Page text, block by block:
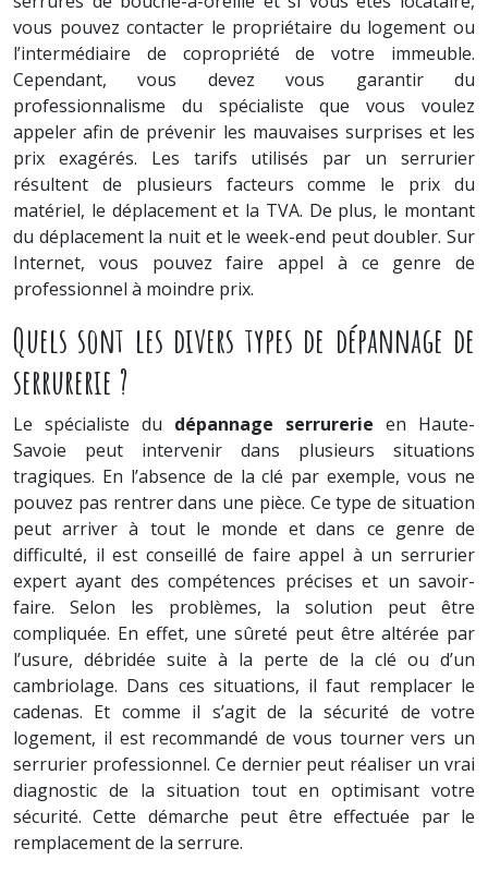
vous pouvez contacter le propriétaire du logement ou
l’intermédiaire de copropriété de votre immeuble.
Cependant, vous devez vous garantir du
professionnalisme du spécialiste que vous voulez
appeler afin de prévenir les mauvaises surprises et les
prix exagérés. Les tarifs utilisés par un serrurier
résultent de plusieurs facteurs comme le prix du
matériel, le déplacement et la TVA. De plus, le montant
du déplacement la nuit et le week-end peut doubler. Sur
Internet, vous pouvez faire appel à ce genre de
professionnel à moindre prix.
Quels sont les divers types de dépannage de
serrurerie ?
Le spécialiste du dépannage serrurerie en Haute-
Savoie peut intervenir dans plusieurs situations
tragiques. En l’absence de la clé par exemple, vous ne
pouvez pas rentrer dans une pièce. Ce type de situation
peut arriver à tout le monde et dans ce genre de
difficulté, il est conseillé de faire appel à un serrurier
expert ayant des compétences précises et un savoir-
faire. Selon les problèmes, la solution peut être
compliquée. En effet, une sûreté peut être altérée par
l’usure, débridée suite à la perte de la clé ou d’un
cambriolage. Dans ces situations, il faut remplacer le
cadenas. Et comme il s’agit de la sécurité de votre
logement, il est recommandé de vous tourner vers un
serrurier professionnel. Ce dernier peut réaliser un vrai
diagnostic de la situation tout en optimisant votre
sécurité. Cette démarche peut être effectuée par le
remplacement de la serrure.